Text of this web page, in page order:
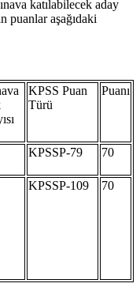
katılabilecek aday
puanlar aşağıdaki
KPSS Puan
Türü
Puanı
KPSSP-79 70
KPSSP-109 70